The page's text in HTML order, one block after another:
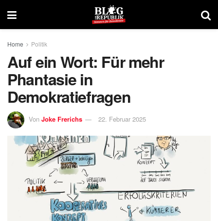
Home Politik
Auf ein Wort: Für mehr
Phantasie in
Demokratiefragen
Von Joke Frerichs 22. Februar 2025